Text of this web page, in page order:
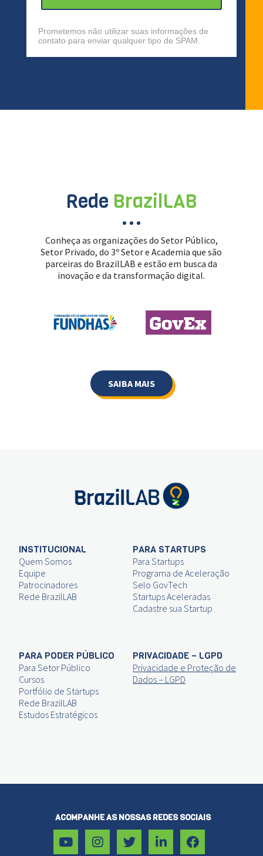
Prometemos não utilizar suas informações de
contato para enviar qualquer tipo de SPAM.
Rede BrazilLAB
Conheça as organizações do Setor Público,
Setor Privado, do 3º Setor e Academia que são
parceiras do BrazilLAB e estão em busca da
inovação e da transformação digital.
SAIBA MAIS
INSTITUCIONAL
Quem Somos
Equipe
Patrocinadores
Rede BrazilLAB
PARA STARTUPS
Para Startups
Programa de Aceleração
Selo GovTech
Startups Aceleradas
Cadastre sua Startup
PARA PODER PÚBLICO
Para Setor Público
Cursos
Portfólio de Startups
Rede BrazilLAB
Estudos Estratégicos
PRIVACIDADE – LGPD
Privacidade e Proteção de
Dados – LGPD
ACOMPANHE AS NOSSAS REDES SOCIAIS